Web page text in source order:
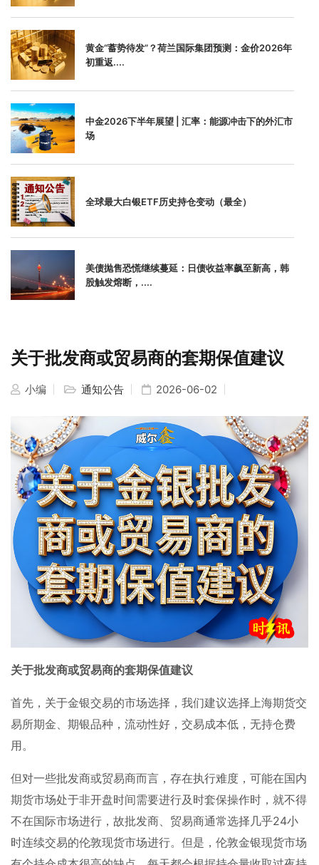
黄金“蓄势待发”？荷兰国际集团预测：金价2026年
初重返....
中金2026下半年展望 | 汇率：能源冲击下的外汇市
场
全球最大白银ETF历史持仓变动（最全）
美债抛售恐慌继续蔓延：日债收益率飙至新高，韩
股触发熔断，....
关于批发商或贸易商的套期保值建议
小编 通知公告 2026-06-02
关于批发商或贸易商的套期保值建议
首先，关于金银交易的市场选择，我们建议选择上海期货交
易所期金、期银品种，流动性好，交易成本低，无持仓费
用。
但对一些批发商或贸易商而言，存在执行难度，可能在国内
期货市场处于非开盘时间需要进行及时套保操作时，就不得
不在国际市场进行，故批发商、贸易商通常选择几乎24小
时连续交易的伦敦现货市场进行。但是，伦敦金银现货市场